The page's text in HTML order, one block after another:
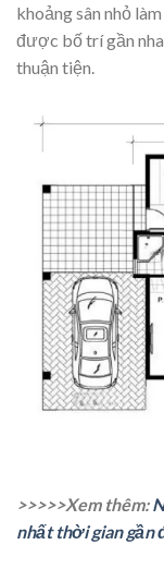
khoảng sân nhỏ
được bố trí gần
thuận tiện.
>>>>>Xem thêm:
nhất thời gian gần